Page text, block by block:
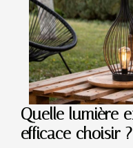
Quelle lumière
efficace choisir ?